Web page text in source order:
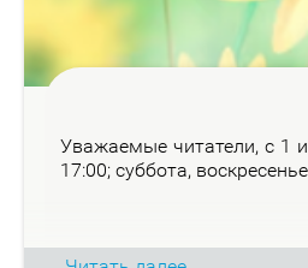
Ува­жа­е­мые чи­та­те­ли, с 1
17:00; суб­бо­та,